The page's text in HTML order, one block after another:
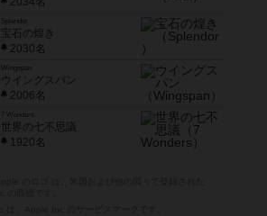
宝石の煌き
2030名
Wingspan
ウイングスパン
2006名
7 Wonders
世界の七不思議
1920名